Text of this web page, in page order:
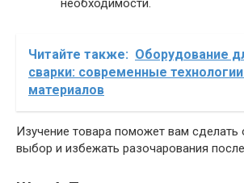
необходимости.
Читайте также: Оборудование
сварки: современные
материалов
Изучение товара поможет вам сделать
выбор и избежать разочарования